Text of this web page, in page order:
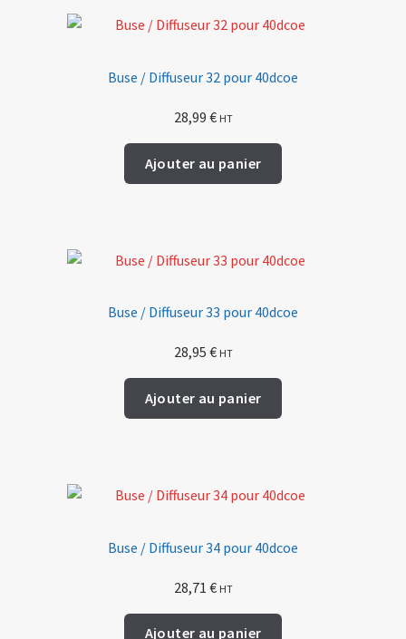
Buse / Diffuseur 32 pour 40dcoe
28,99 € HT
Ajouter au panier
Buse / Diffuseur 33 pour 40dcoe
28,95 € HT
Ajouter au panier
Buse / Diffuseur 34 pour 40dcoe
28,71 € HT
Ajouter au panier